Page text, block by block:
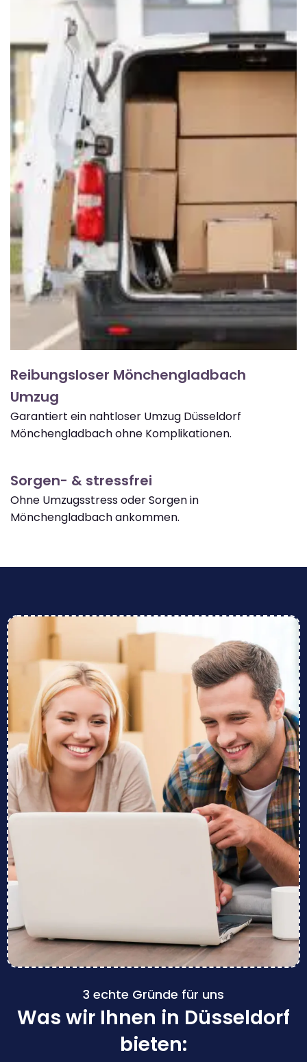
Reibungsloser Mönchengladbach
Umzug
Garantiert ein nahtloser Umzug Düsseldorf
Mönchengladbach ohne Komplikationen.
Sorgen- & stressfrei
Ohne Umzugsstress oder Sorgen in
Mönchengladbach ankommen.
3 echte Gründe für uns
Was wir Ihnen in Düsseldorf
bieten: